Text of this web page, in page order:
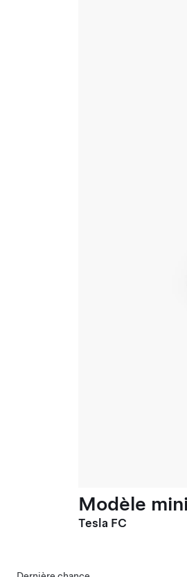
Modèle
Tesla FC